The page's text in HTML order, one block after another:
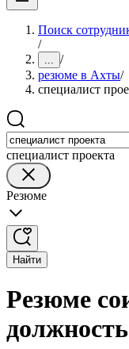
Поиск
/
... /
резюме в Ахты/
специалист
специалист проекта
Резюме
Найти
Резюме